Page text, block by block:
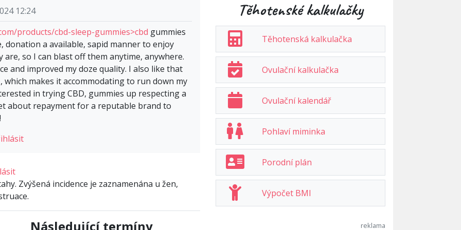
12:24
products/cbd-sleep-gummies>cbd gummies
donation a available, sapid manner to enjoy
are, so I can blast off them anytime, anywhere.
and improved my doze quality. I also like that
which makes it accommodating to run down my
in trying CBD, gummies up respecting a
about repayment for a reputable brand to
Zvýšená incidence je zaznamenána u žen,
Následující termíny
Těhotenské kalkulačky
Těhotenská kalkulačka
Ovulační kalkulačka
Ovulační kalendář
Pohlaví miminka
Porodní plán
Výpočet BMI